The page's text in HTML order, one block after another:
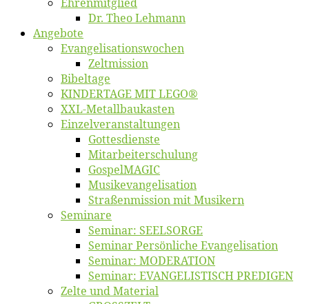
Dr. Theo Lehmann
An­ge­bo­te
Evangelisa­tions­wo­chen
Zelt­mis­si­on
Bi­bel­ta­ge
KINDERTAGE MIT LEGO®
XXL-Me­­tal­l­­bau­­kas­­ten
Einzelver­an­stal­tungen
Got­tes­diens­te
Mitarbeiter­schulung
Gos­pel­MA­GIC
Musikevan­ge­li­sa­tion
Straßenmis­sion mit Musikern
Se­mi­na­re
Se­mi­nar: SEELSORGE
Se­mi­nar Per­sön­li­che Evangelisation
Se­mi­nar: MODERATION
Se­mi­nar: EVANGELISTISCH PREDIGEN
Zel­te und Material